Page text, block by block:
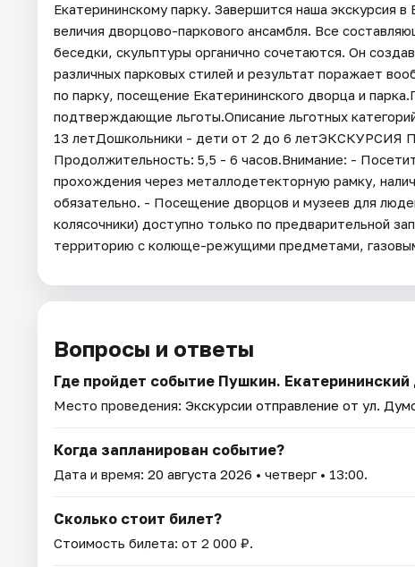
Екатерининскому парку. Завершится наша экскурсия
величия дворцово-паркового ансамбля. Все
беседки, скульптуры органично сочетаются. Он
различных парковых стилей и результат поражает
по парку, посещение Екатерининского дворца и
подтверждающие льготы.Описание льготных
13 летДошкольники - дети от 2 до 6
Продолжительность: 5,5 - 6 часов.Внимание: -
прохождения через металлодетекторную рамку,
обязательно. - Посещение дворцов и музеев для
колясочники) доступно только по предварительной
территорию с колюще-режущими предметами,
Вопросы и ответы
Где пройдет событие Пушкин.
Место проведения: Экскурсии отправление от ул.
Когда запланирован событие?
Дата и время: 20 августа 2026 • четверг • 13:00.
Сколько стоит билет?
Стоимость билета: от 2 000 ₽.